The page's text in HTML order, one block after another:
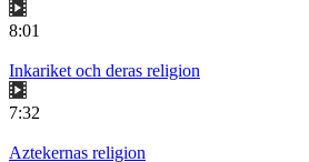
8:01
Inkariket och deras religion
7:32
Aztekernas religion